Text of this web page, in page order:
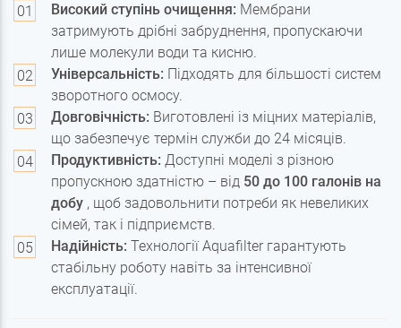
Високий ступінь очищення: Мембрани
затримують дрібні забруднення, пропускаючи
лише молекули води та кисню.
Універсальність: Підходять для більшості систем
зворотного осмосу.
Довговічність: Виготовлені із міцних матеріалів,
що забезпечує термін служби до 24 місяців.
Продуктивність: Доступні моделі з різною
пропускною здатністю – від 50 до 100 галонів на
добу , щоб задовольнити потреби як невеликих
сімей, так і підприємств.
Надійність: Технології Aquafilter гарантують
стабільну роботу навіть за інтенсивної
експлуатації.